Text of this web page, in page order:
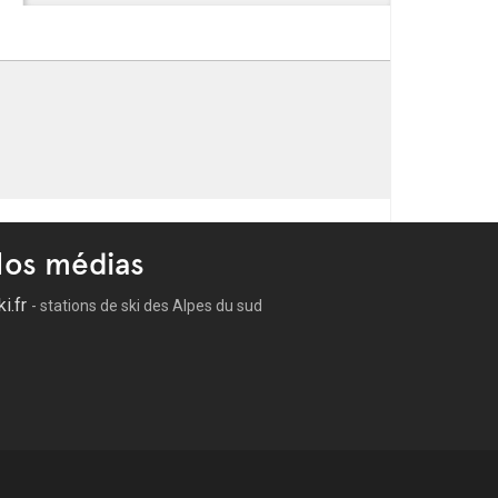
médias
- stations de ski des Alpes du sud